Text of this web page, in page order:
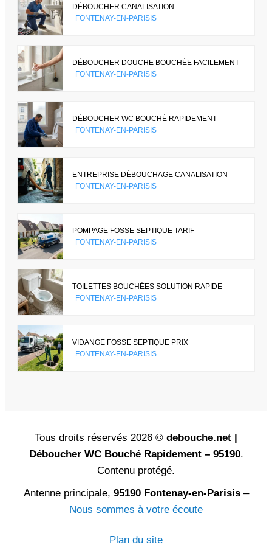
DÉBOUCHER CANALISATION
FONTENAY-EN-PARISIS
DÉBOUCHER DOUCHE BOUCHÉE FACILEMENT
FONTENAY-EN-PARISIS
DÉBOUCHER WC BOUCHÉ RAPIDEMENT
FONTENAY-EN-PARISIS
ENTREPRISE DÉBOUCHAGE CANALISATION
FONTENAY-EN-PARISIS
POMPAGE FOSSE SEPTIQUE TARIF
FONTENAY-EN-PARISIS
TOILETTES BOUCHÉES SOLUTION RAPIDE
FONTENAY-EN-PARISIS
VIDANGE FOSSE SEPTIQUE PRIX
FONTENAY-EN-PARISIS
Tous droits réservés 2026 © debouche.net |
Déboucher WC Bouché Rapidement – 95190.
Contenu protégé.
Antenne principale, 95190 Fontenay-en-Parisis–
Nous sommes à votre écoute
Plan du site